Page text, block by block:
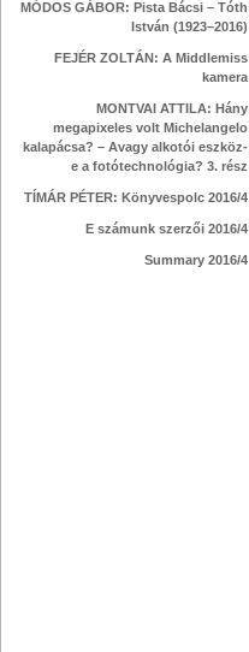
MÓDOS GÁBOR: Pista Bácsi – Tóth
István (1923–2016)
FEJÉR ZOLTÁN: A Middlemiss
kamera
MONTVAI ATTILA: Hány
megapixeles volt Michelangelo
kalapácsa? – Avagy alkotói eszköz-
e a fotótechnológia? 3. rész
TÍMÁR PÉTER: Könyvespolc 2016/4
E számunk szerzői 2016/4
Summary 2016/4